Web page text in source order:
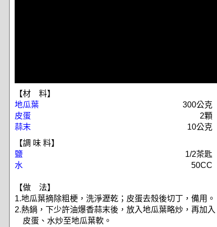
【材 料】
地瓜葉
300公克
皮蛋
2顆
蒜末
10公克
【調 味 料】
鹽
1/2茶匙
水
50CC
【做 法】
1.地瓜葉摘除粗梗，洗淨瀝乾；皮蛋去殼後切丁，備用。
2.熱鍋，下少許油爆香蒜末後，放入地瓜葉略炒，再加入
皮蛋、水炒至地瓜葉軟。